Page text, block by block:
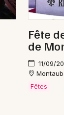
Fête
de
11/09/
Fêtes